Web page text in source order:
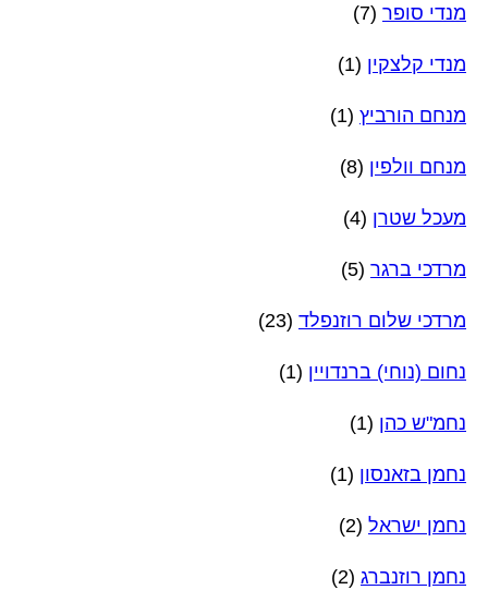
מנדי סופר (7)
מנדי קלצקין (1)
מנחם הורביץ (1)
מנחם וולפין (8)
מעכל שטרן (4)
מרדכי ברגר (5)
מרדכי שלום רוזנפלד (23)
נחום (נוחי) ברנדויין (1)
נחמ"ש כהן (1)
נחמן בזאנסון (1)
נחמן ישראל (2)
נחמן רוזנברג (2)